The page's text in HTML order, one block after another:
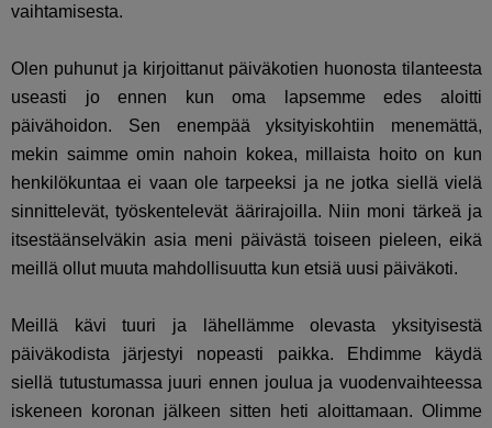
vaihtamisesta.
Olen puhunut ja kirjoittanut päiväkotien huonosta tilanteesta
useasti jo ennen kun oma lapsemme edes aloitti
päivähoidon. Sen enempää yksityiskohtiin menemättä,
mekin saimme omin nahoin kokea, millaista hoito on kun
henkilökuntaa ei vaan ole tarpeeksi ja ne jotka siellä vielä
sinnittelevät, työskentelevät äärirajoilla. Niin moni tärkeä ja
itsestäänselväkin asia meni päivästä toiseen pieleen, eikä
meillä ollut muuta mahdollisuutta kun etsiä uusi päiväkoti.
Meillä kävi tuuri ja lähellämme olevasta yksityisestä
päiväkodista järjestyi nopeasti paikka. Ehdimme käydä
siellä tutustumassa juuri ennen joulua ja vuodenvaihteessa
iskeneen koronan jälkeen sitten heti aloittamaan. Olimme